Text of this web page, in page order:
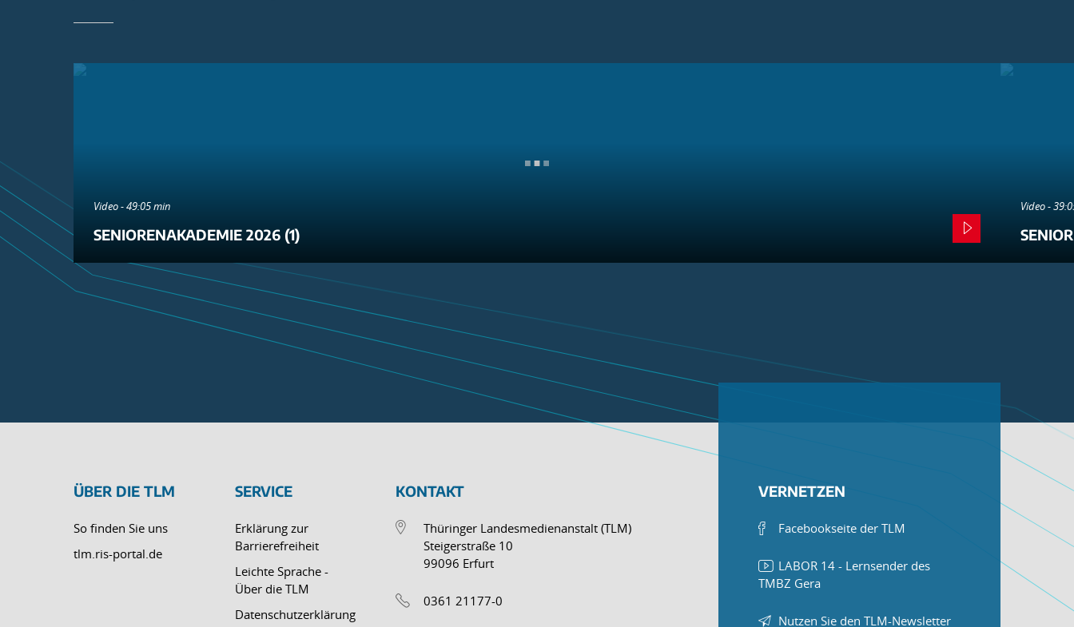
Video - 49:05 min
SENIORENAKADEMIE 2026 (1)
Video -
ÜBER DIE TLM
So finden Sie uns
tlm.ris-portal.de
SERVICE
Erklärung zur
Barrierefreiheit
Leichte Sprache -
Über die TLM
Datenschutzerklärung
KONTAKT
Thüringer Landesmedienanstalt (TLM)
Steigerstraße 10
99096 Erfurt
0361 21177-0
VERNETZEN
Facebookseite der TLM
LABOR 14 - Lernsender des
TMBZ Gera
Nutzen Sie den TLM-Newsletter